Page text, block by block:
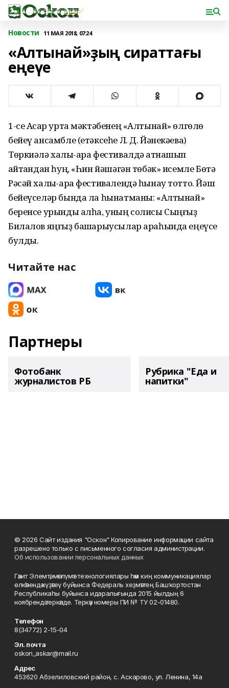
Новости 11 МАЯ 2018, 07:24
«Алтынай»ҙың сираттағы
еңеүе
1-се Асҡар урта мәктәбенең «Алтынай» өлгөлө
бейеү ансамбле (етәксеһе Л. Д. Йәнекәева)
Төркиәлә халыҡ-ара фестивалдә ҡатнашып
ҡайтҡандан һуң, «Һин йәшәгән төбәк» исемле Бөтә
Рәсәй халыҡ-ара фестивалендә һынау тотто. Йәш
бейеүселәр бында ла һынатманы: «Алтынай»
беренсе урынды алһа, уның солисы Сыңғыҙ
Билалов яңғыҙ башҡарыусылар араһында еңеүсе
булды.
Читайте нас
Партнеры
Фотобанк
журналистов РБ
Рубрика "Еда и
напитки"
© 2026 Сайт издания "Оскон" Копирование информации сайта
разрешено только с письменного согласия администрации.
Об использовании персональных данных
Гәзит Элемтә, мәғлүмәт технологиялары һәм киң коммуникациялар
өлкәһендә күҙәтеү буйынса Федераль хеҙмәттең Башҡортостан
Республикаһы буйынса идаралығында 2015 йылдың 6
ноябрендә теркәлде. Теркәү номеры ПИ № ТУ 02-01480.
Телефон
8(34772) 2-15-04
Эл. почта
oskon_askar@mail.ru
Адрес
453620 Абзелиловский район, с. Аскарово, ул. Ленина, 14а